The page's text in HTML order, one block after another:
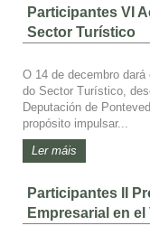
Participantes VI
Sector Turístico
O 14 de decembro
do Sector Turístico,
Deputación de
propósito impulsar...
Ler máis
Participantes II
Empresarial en